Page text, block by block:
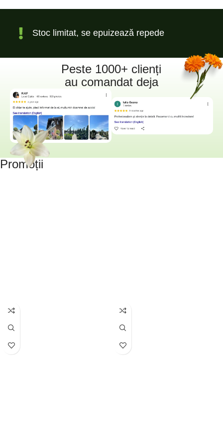
Stoc limitat, se epuizează repede
Peste 1000+ clienți
au comandat deja
Promoții